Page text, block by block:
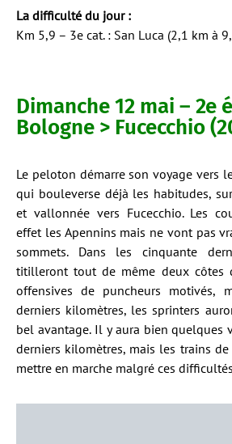
La difficulté du jour :
Km 5,9 – 3e cat. : San Luca (2,1 km à
Dimanche 12 mai – 2e
Bologne > Fucecchio
Le peloton démarre son voyage vers
qui bouleverse déjà les habitudes,
et vallonnée vers Fucecchio. Les
effet les Apennins mais ne vont pas
sommets. Dans les cinquante
titilleront tout de même deux côtes
offensives de puncheurs motivés,
derniers kilomètres, les sprinters
bel avantage. Il y aura bien quelques
derniers kilomètres, mais les trains
mettre en marche malgré ces